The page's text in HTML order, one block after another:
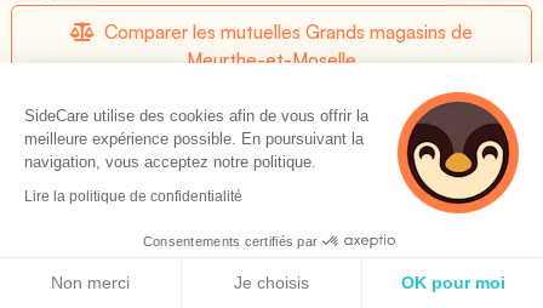
Comparer les mutuelles Grands magasins de
Meurthe-et-Moselle
Les mutuelles pour la CCN Grands magasins
de Meurthe-et-Moselle
Grands magasins de Meurthe-et-Moselle: Mutuelle
pour salariés non cadres
SideCare utilise des cookies afin de vous offrir la
meilleure expérience possible. En poursuivant la
navigation, vous acceptez notre politique.
Lire la politique de confidentialité
Consentements certifiés par
Non merci Je choisis OK pour moi